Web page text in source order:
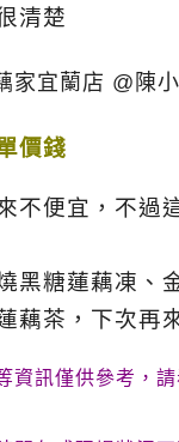
清楚
價錢
不便宜，不過
黑糖蓮藕凍、
藕茶，下次再
資訊僅供參考，